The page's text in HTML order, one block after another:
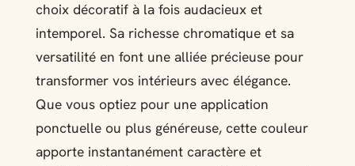
choix décoratif à la fois audacieux et
intemporel. Sa richesse chromatique et sa
versatilité en font une alliée précieuse pour
transformer vos intérieurs avec élégance.
Que vous optiez pour une application
ponctuelle ou plus généreuse, cette couleur
apporte instantanément caractère et